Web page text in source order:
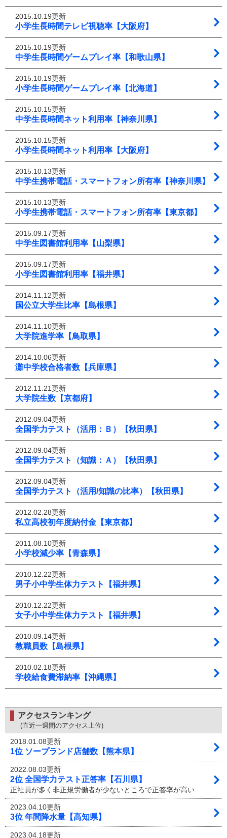
2015.10.19更新
小学生長時間テレビ視聴率【大阪府】
2015.10.19更新
中学生長時間ゲームプレイ率【和歌山県】
2015.10.19更新
小学生長時間ゲームプレイ率【北海道】
2015.10.15更新
中学生長時間ネット利用率【神奈川県】
2015.10.15更新
小学生長時間ネット利用率【大阪府】
2015.10.13更新
中学生携帯電話・スマートフォン所有率【神奈川県】
2015.10.13更新
小学生携帯電話・スマートフォン所有率【東京都】
2015.09.17更新
中学生図書館利用率【山梨県】
2015.09.17更新
小学生図書館利用率【福井県】
2014.11.12更新
国公立大学生比率【島根県】
2014.11.10更新
大学院進学率【鳥取県】
2014.10.06更新
灘中学校合格者数【兵庫県】
2012.11.21更新
大学院生数【京都府】
2012.09.04更新
全国学力テスト（活用：Ｂ）【秋田県】
2012.09.04更新
全国学力テスト（知識：Ａ）【秋田県】
2012.09.04更新
全国学力テスト（活用/知識の比率）【秋田県】
2012.02.28更新
私立高校初年度納付金【東京都】
2011.08.10更新
小学校減少率【青森県】
2010.12.22更新
男子小中学生体力テスト【福井県】
2010.12.22更新
女子小中学生体力テスト【福井県】
2010.09.14更新
教職員数【島根県】
2010.02.18更新
学校給食費滞納率【沖縄県】
アクセスランキング
(直近一週間のアクセス上位)
2018.01.08更新
1位 ソープランド店舗数【熊本県】
2022.08.03更新
2位 全国学力テスト正答率【石川県】
正社員が多く非正規労働者が少ないところで正答率が高い
2023.04.10更新
3位 年間降水量【高知県】
2023.04.18更新